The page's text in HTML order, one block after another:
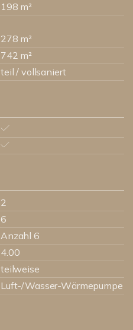
198 m²
278 m²
742 m²
teil / vollsaniert
2
6
Anzahl 6
4.00
teilweise
Luft-/Wasser-Wärmepumpe